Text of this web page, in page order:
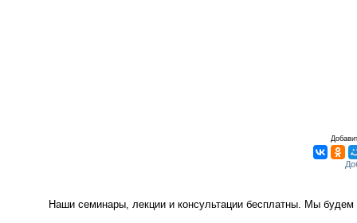
Наши семинары, лекции и консультации бесплатны. Мы